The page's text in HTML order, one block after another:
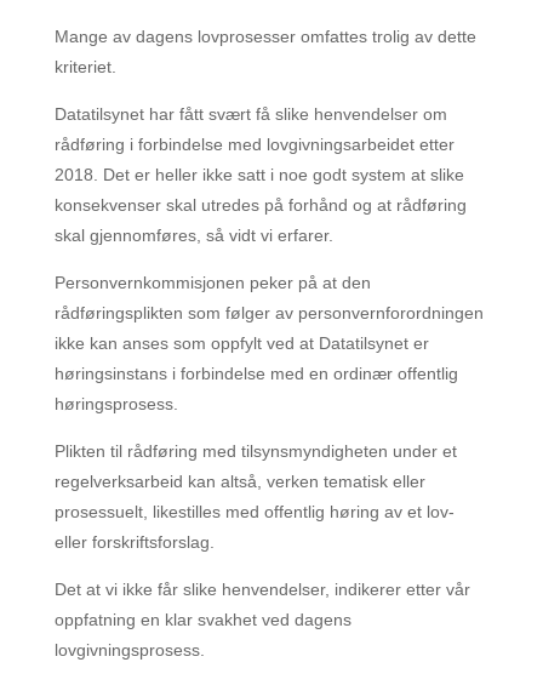
Mange av dagens lovprosesser omfattes trolig av dette
kriteriet.
Datatilsynet har fått svært få slike henvendelser om
rådføring i forbindelse med lovgivningsarbeidet etter
2018. Det er heller ikke satt i noe godt system at slike
konsekvenser skal utredes på forhånd og at rådføring
skal gjennomføres, så vidt vi erfarer.
Personvernkommisjonen peker på at den
rådføringsplikten som følger av personvernforordningen
ikke kan anses som oppfylt ved at Datatilsynet er
høringsinstans i forbindelse med en ordinær offentlig
høringsprosess.
Plikten til rådføring med tilsynsmyndigheten under et
regelverksarbeid kan altså, verken tematisk eller
prosessuelt, likestilles med offentlig høring av et lov-
eller forskriftsforslag.
Det at vi ikke får slike henvendelser, indikerer etter vår
oppfatning en klar svakhet ved dagens
lovgivningsprosess.